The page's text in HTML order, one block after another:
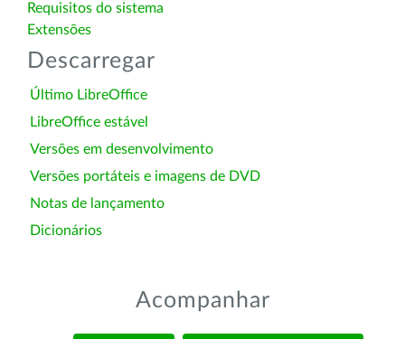
Requisitos do sistema
Extensões
Descarregar
Último LibreOffice
LibreOffice estável
Versões em desenvolvimento
Versões portáteis e imagens de DVD
Notas de lançamento
Dicionários
Acompanhar